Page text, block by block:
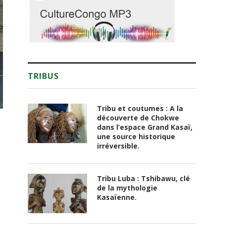
TRIBUS
Tribu et coutumes : A la
découverte de Chokwe
dans l’espace Grand Kasaï,
une source historique
irréversible.
Tribu Luba : Tshibawu, clé
de la mythologie
Kasaïenne.